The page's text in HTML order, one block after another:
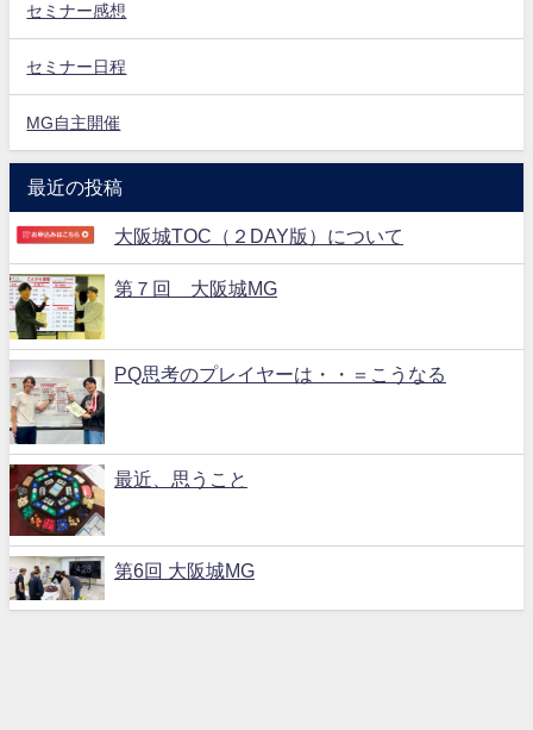
セミナー感想
セミナー日程
MG自主開催
最近の投稿
大阪城TOC（２DAY版）について
第７回 大阪城MG
PQ思考のプレイヤーは・・＝こうなる
最近、思うこと
第6回 大阪城MG